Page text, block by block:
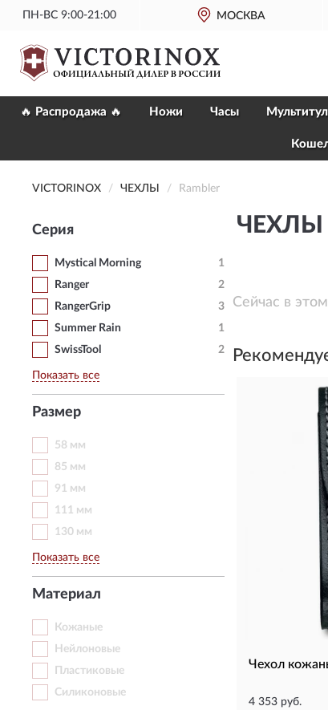
ПН-ВС 9:00-21:00 МОСКВА
ОФИЦИАЛЬНЫЙ МАГАЗИН VICTORINOX
🔥 Распродажа 🔥 Ножи Часы
VICTORINOX ЧЕХЛЫ Rambler
Серия
Mystical Morning
1
Ranger
2
RangerGrip
3
Summer Rain
1
SwissTool
2
Показать все
Размер
58 мм
85 мм
91 мм
111 мм
130 мм
Показать все
Материал
Кожаные
Нейлоновые
Пластиковые
Силиконовые
ЧЕХЛЫ
Сейчас в
Чехол
4 353 руб.